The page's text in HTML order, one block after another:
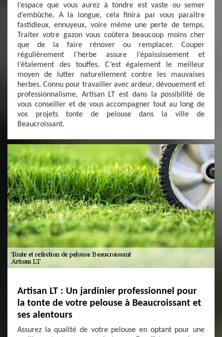
l’espace que vous aurez à tondre est vaste ou semer
d’embûche. A la longue, cela finira par vous paraître
fastidieux, ennuyeux, voire même une perte de temps.
Traiter votre gazon vous coûtera beaucoup moins cher
que de la faire rénover ou remplacer. Couper
régulièrement l’herbe assure l’épaississement et
l’étalement des touffes. C’est également le meilleur
moyen de lutter naturellement contre les mauvaises
herbes. Connu pour travailler avec ardeur, dévouement et
professionnalisme, Artisan LT est dans la possibilité de
vous conseiller et de vous accompagner tout au long de
vos projets tonte de pelouse dans la ville de
Beaucroissant.
Artisan LT : Un jardinier professionnel pour
la tonte de votre pelouse à Beaucroissant et
ses alentours
Assurez la qualité de votre pelouse en optant pour une